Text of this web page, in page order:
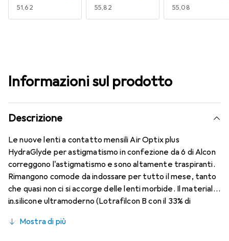
EUR
51,62 EUR
55,82 EUR
55,08
Informazioni sul prodotto
Descrizione
Le nuove lenti a contatto mensili Air Optix plus
HydraGlyde per astigmatismo in confezione da 6 di Alcon
correggono l'astigmatismo e sono altamente traspiranti.
Rimangono comode da indossare per tutto il mese, tanto
che quasi non ci si accorge delle lenti morbide. Il materiale
in silicone ultramoderno (Lotrafilcon B con il 33% di
HydraGlyde Moisture Matrix e la nota tecnologia
Mostra di più